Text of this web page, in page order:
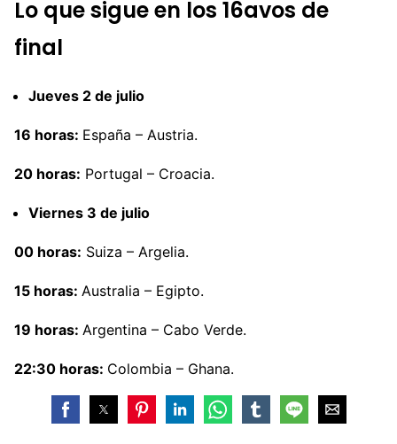
Lo que sigue en los 16avos de
final
Jueves 2 de julio
16 horas: España – Austria.
20 horas: Portugal – Croacia.
Viernes 3 de julio
00 horas: Suiza – Argelia.
15 horas: Australia – Egipto.
19 horas: Argentina – Cabo Verde.
22:30 horas: Colombia – Ghana.